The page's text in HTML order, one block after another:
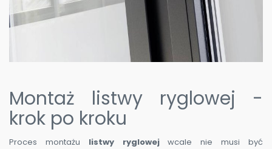
Montaż listwy ryglowej -
krok po kroku
Proces montażu listwy ryglowejwcale nie musi być